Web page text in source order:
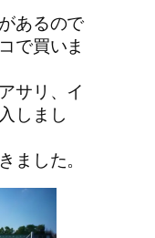
あるので
で買いま
サリ、イ
しまし
ました。